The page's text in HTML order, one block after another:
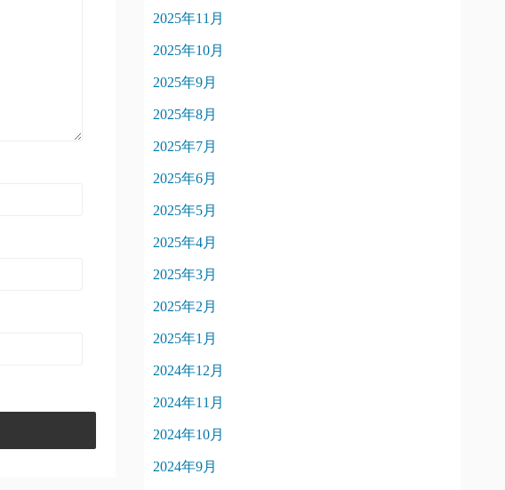
2025年11月
2025年10月
2025年9月
2025年8月
2025年7月
2025年6月
2025年5月
2025年4月
2025年3月
2025年2月
2025年1月
2024年12月
2024年11月
2024年10月
2024年9月